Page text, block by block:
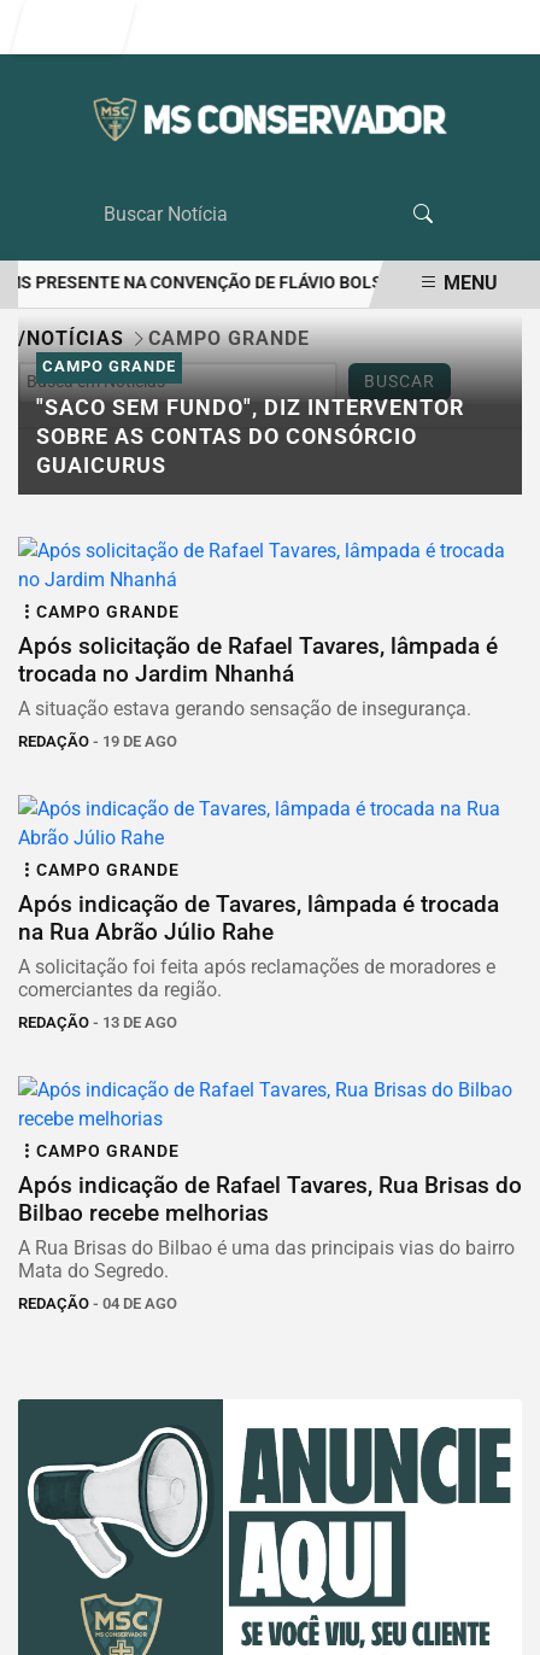
PRESENTE NA CONVENÇÃO DE FLÁVIO BOLSONARO RIEDEL
EM ALTA
MENU
/NOTÍCIAS CAMPO GRANDE
BUSCAR
CAMPO GRANDE
"SACO SEM FUNDO", DIZ INTERVENTOR
SOBRE AS CONTAS DO CONSÓRCIO
GUAICURUS
CAMPO GRANDE
Após solicitação de Rafael Tavares, lâmpada é
trocada no Jardim Nhanhá
A situação estava gerando sensação de insegurança.
REDAÇÃO - 19 DE AGO
CAMPO GRANDE
Após indicação de Tavares, lâmpada é trocada
na Rua Abrão Júlio Rahe
A solicitação foi feita após reclamações de moradores e
comerciantes da região.
REDAÇÃO - 13 DE AGO
CAMPO GRANDE
Após indicação de Rafael Tavares, Rua Brisas do
Bilbao recebe melhorias
A Rua Brisas do Bilbao é uma das principais vias do bairro
Mata do Segredo.
REDAÇÃO - 04 DE AGO